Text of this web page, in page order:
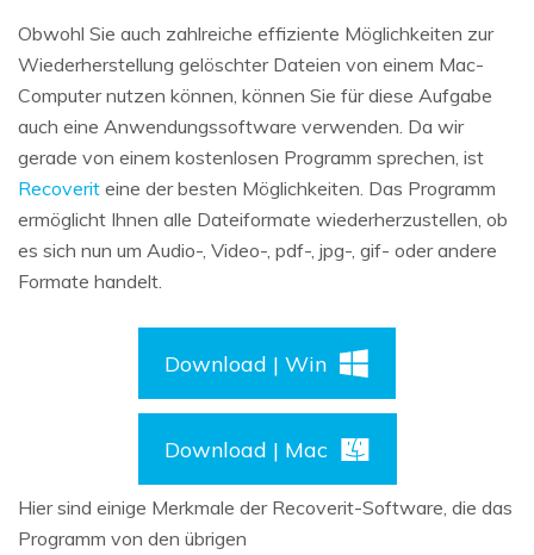
Obwohl Sie auch zahlreiche effiziente Möglichkeiten zur
Wiederherstellung gelöschter Dateien von einem Mac-
Computer nutzen können, können Sie für diese Aufgabe
auch eine Anwendungssoftware verwenden. Da wir
gerade von einem kostenlosen Programm sprechen, ist
Recoverit eine der besten Möglichkeiten. Das Programm
ermöglicht Ihnen alle Dateiformate wiederherzustellen, ob
es sich nun um Audio-, Video-, pdf-, jpg-, gif- oder andere
Formate handelt.
Download | Win
Download | Mac
Hier sind einige Merkmale der Recoverit-Software, die das
Programm von den übrigen